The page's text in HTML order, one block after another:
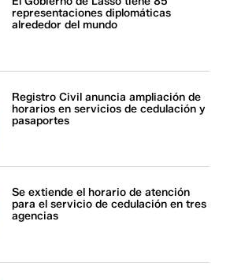
representaciones diplomáticas
alrededor del mundo
Registro Civil anuncia ampliación de
horarios en servicios de cedulación y
pasaportes
Se extiende el horario de atención
para el servicio de cedulación en tres
agencias